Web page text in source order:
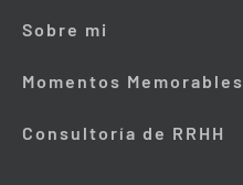
Sobre mi
Momentos Memorables
Consultoría de RRHH